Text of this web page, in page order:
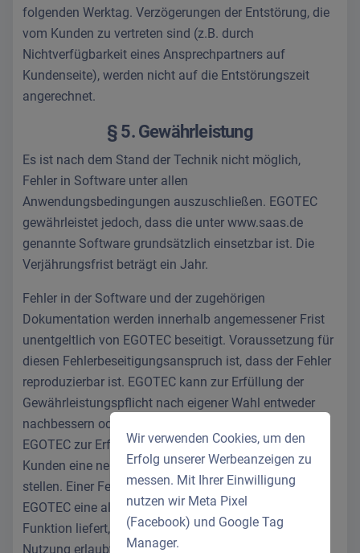
folgenden Werktag. Verzögerungen der Entstörung, die
vom Kunden zu vertreten sind (z.B. durch
Nichtverfügbarkeit eines Ansprechpartners auf
Kundenseite), werden nicht auf die Entstörungszeit
angerechnet.
§ 5. Gewährleistung
Es ist nach dem Stand der Technik nicht möglich,
Fehler in Software unter allen
Anwendungsbedingungen auszuschließen. EGOTEC
gewährleistet jedoch, dass die unter www.saas.de
genannte Software grundsätzlich einsetzbar ist. Die
Verjährungsfrist beträgt ein Jahr.
Fehler in der Software und der zugehörigen
Dokumentation werden innerhalb angemessener Frist
unentgeltlich von EGOTEC beseitigt. Voraussetzung für
diesen Fehlerbeseitigungsanspruch ist, dass der Fehler
reproduzierbar ist. EGOTEC kann zur Erfüllung der
Gewährleistungspflicht nach eigener Wahl entweder
nachbessern oder Ersatz liefern. Insbesondere kann
EGOTEC zur Erfüllung der Gewährleistungspflicht dem
Kunden eine neue Version der Software zur Verfügung
stellen. Einer Fehlerbeseitigung steht es gleich, wenn
EGOTEC eine alternative Lösung zur fehlerhaften
Funktion liefert, die dem Kunden die vertragsgemäße
Nutzung erlaubt.
Wir verwenden Cookies, um den
Erfolg unserer Werbeanzeigen zu
messen. Mit Ihrer Einwilligung
nutzen wir Meta Pixel
(Facebook) und Google Tag
Manager.